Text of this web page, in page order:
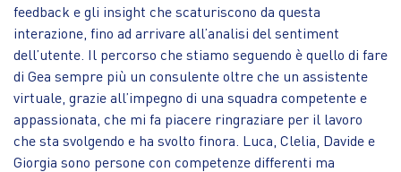
feedback e gli insight che scaturiscono da questa
interazione, fino ad arrivare all’analisi del sentiment
dell’utente. Il percorso che stiamo seguendo è quello di fare
di Gea sempre più un consulente oltre che un assistente
virtuale, grazie all’impegno di una squadra competente e
appassionata, che mi fa piacere ringraziare per il lavoro
che sta svolgendo e ha svolto finora. Luca, Clelia, Davide e
Giorgia sono persone con competenze differenti ma